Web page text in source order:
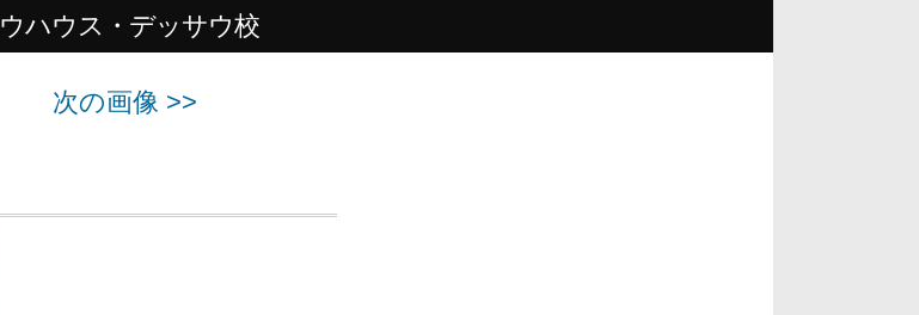
ハウス・デッサウ校
次の画像 >>